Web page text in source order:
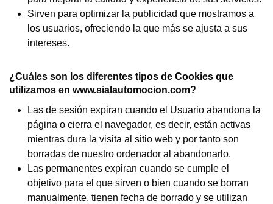
Sirven para optimizar la publicidad que mostramos a
los usuarios, ofreciendo la que más se ajusta a sus
intereses.
¿Cuáles son los diferentes tipos de Cookies que
utilizamos en www.sialautomocion.com?
Las de sesión expiran cuando el Usuario abandona la
página o cierra el navegador, es decir, están activas
mientras dura la visita al sitio web y por tanto son
borradas de nuestro ordenador al abandonarlo.
Las permanentes expiran cuando se cumple el
objetivo para el que sirven o bien cuando se borran
manualmente, tienen fecha de borrado y se utilizan